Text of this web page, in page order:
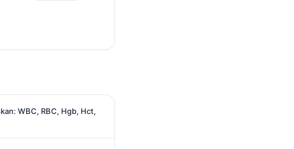
WBC, RBC, Hgb, Hct,